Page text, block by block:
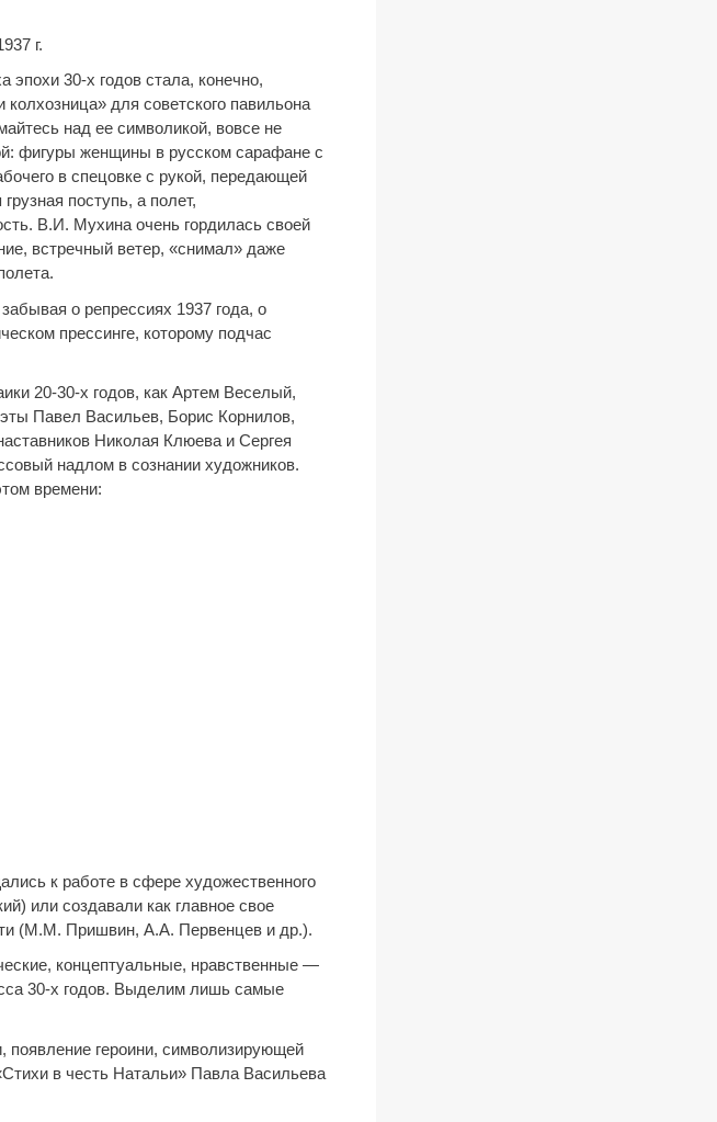
г.
30-х годов стала, конечно,
для советского павильона
над ее символикой, вовсе не
фигуры женщины в русском сарафане с
в спецовке с рукой, передающей
поступь, а полет,
В.И. Мухина очень гордилась своей
встречный ветер, «снимал» даже
о репрессиях 1937 года, о
прессинге, которому подчас
20-30-х годов, как Артем Веселый,
Павел Васильев, Борис Корнилов,
Николая Клюева и Сергея
надлом в сознании художников.
времени:
к работе в сфере художественного
или создавали как главное свое
(М.М. Пришвин, А.А. Первенцев и др.).
концептуальные, нравственные —
30-х годов. Выделим лишь самые
появление героини, символизирующей
в честь Натальи» Павла Васильева